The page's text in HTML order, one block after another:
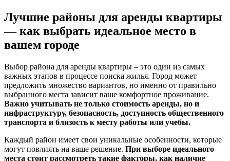
Лучшие районы для аренды квартиры
— как выбрать идеальное место в
вашем городе
Выбор района для аренды квартиры – это один из самых
важных этапов в процессе поиска жилья. Город может
предложить множество вариантов, но именно от правильно
выбранного места зависит ваше комфортное проживание.
Важно учитывать не только стоимость аренды, но и
инфраструктуру, безопасность, доступность общественного
транспорта и близость к месту работы или учебы.
Каждый район имеет свои уникальные особенности, которые
могут повлиять на ваше решение. При выборе идеального
места стоит рассмотреть такие факторы, как наличие